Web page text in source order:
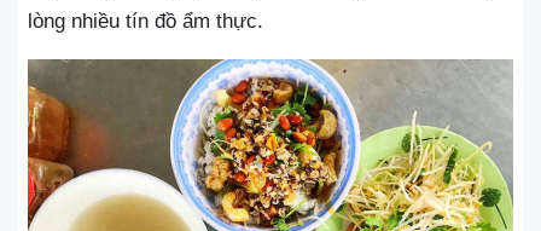
lòng nhiều tín đồ ẩm thực.